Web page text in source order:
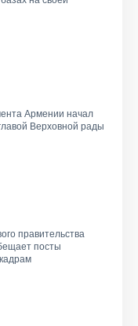
Армении начал
Верховной рады
правительства
посты